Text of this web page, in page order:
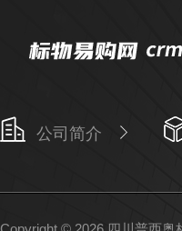
公司简介